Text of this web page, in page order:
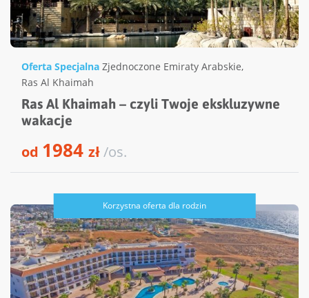
Oferta Specjalna Zjednoczone Emiraty Arabskie,
Ras Al Khaimah
Ras Al Khaimah – czyli Twoje ekskluzywne
wakacje
od 1984 zł/os.
Korzystna oferta dla rodzin